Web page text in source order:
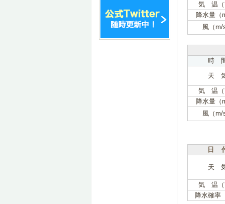
気 温
降水量（
風（m/
時
天
気 温
降水量（
風（m/
日
天
気 温
降水確率